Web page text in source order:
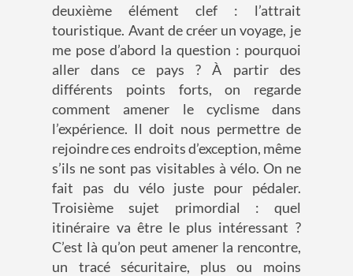
deuxième élément clef : l’attrait
touristique. Avant de créer un voyage, je
me pose d’abord la question : pourquoi
aller dans ce pays ? À partir des
différents points forts, on regarde
comment amener le cyclisme dans
l’expérience. Il doit nous permettre de
rejoindre ces endroits d’exception, même
s’ils ne sont pas visitables à vélo. On ne
fait pas du vélo juste pour pédaler.
Troisième sujet primordial : quel
itinéraire va être le plus intéressant ?
C’est là qu’on peut amener la rencontre,
un tracé sécuritaire, plus ou moins